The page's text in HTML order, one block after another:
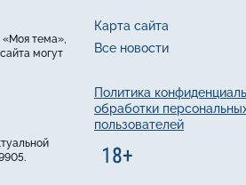
тема»,
могут
Карта сайта
Все новости
Политика
обработки
пользователей